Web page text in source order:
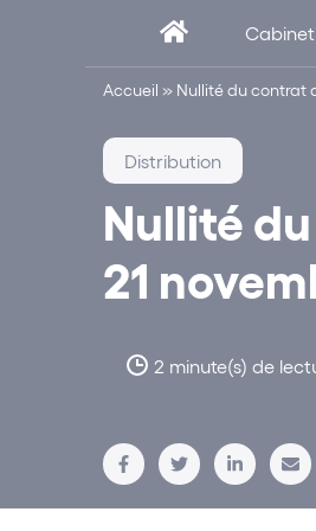
Cabinet
Accueil » Nullité du contrat
Nullité
21
2 minute(s) de
Distribution